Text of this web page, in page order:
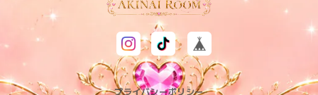
プライバシーポリシー